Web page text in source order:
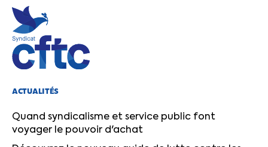
ACTUALITÉS
Quand syndicalisme et service public font
voyager le pouvoir d'achat